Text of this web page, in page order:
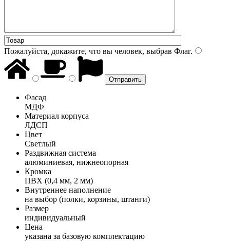
Пожалуйста, докажите, что вы человек, выбрав Флаг.
Фасад
МДФ
Материал корпуса
ЛДСП
Цвет
Светлый
Раздвижная система
алюминиевая, нижнеопорная
Кромка
ПВХ (0,4 мм, 2 мм)
Внутреннее наполнение
на выбор (полки, корзины, штанги)
Размер
индивидуальный
Цена
указана за базовую комплектацию